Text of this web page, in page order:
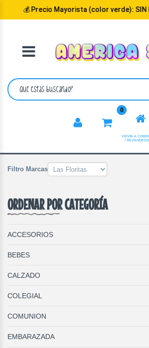
💰 Precio Mayorista (color verde): SIN MINIMO
0
VENTA A
/
VOLVER
CATEGORIA
Filtro Marcas
ORDENAR POR CATEGORÍA
ACCESORIOS
BEBES
CALZADO
COLEGIAL
COMUNION
EMBARAZADA